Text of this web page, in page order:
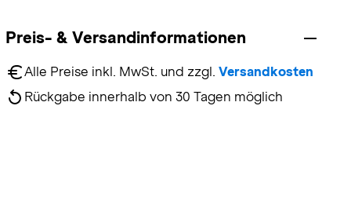
Preis- & Versandinformationen
Alle Preise inkl. MwSt. und zzgl. Versandkosten
Rückgabe innerhalb von 30 Tagen möglich